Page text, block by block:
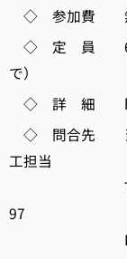
◇ 参加費
◇ 定 員 60名(
で）
◇ 詳 細
◇ 問合先 当
工担当
TEL 075-
97
E-